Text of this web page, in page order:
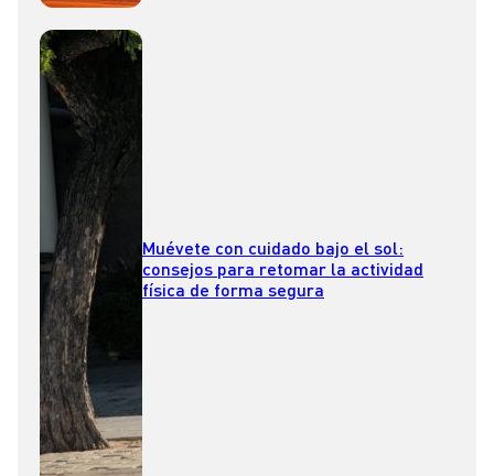
Muévete con cuidado bajo el sol:
consejos para retomar la actividad
física de forma segura